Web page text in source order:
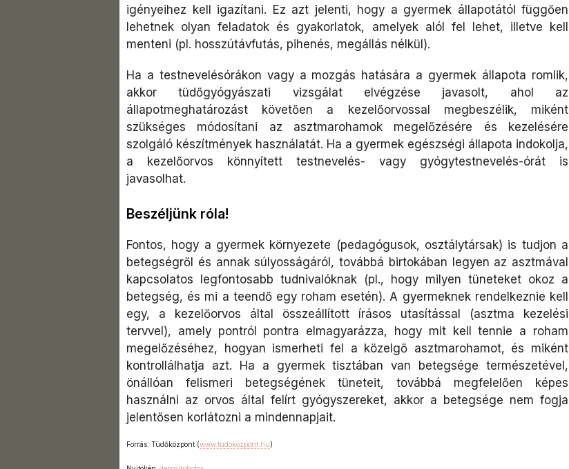
igényeihez kell igazítani. Ez azt jelenti, hogy a gyermek állapotától függően
lehetnek olyan feladatok és gyakorlatok, amelyek alól fel lehet, illetve kell
menteni (pl. hosszútávfutás, pihenés, megállás nélkül).
Ha a testnevelésórákon vagy a mozgás hatására a gyermek állapota romlik,
akkor tüdőgyógyászati vizsgálat elvégzése javasolt, ahol az
állapotmeghatározást követően a kezelőorvossal megbeszélik, miként
szükséges módosítani az asztmarohamok megelőzésére és kezelésére
szolgáló készítmények használatát. Ha a gyermek egészségi állapota indokolja,
a kezelőorvos könnyített testnevelés- vagy gyógytestnevelés-órát is
javasolhat.
Beszéljünk róla!
Fontos, hogy a gyermek környezete (pedagógusok, osztálytársak) is tudjon a
betegségről és annak súlyosságáról, továbbá birtokában legyen az asztmával
kapcsolatos legfontosabb tudnivalóknak (pl., hogy milyen tüneteket okoz a
betegség, és mi a teendő egy roham esetén). A gyermeknek rendelkeznie kell
egy, a kezelőorvos által összeállított írásos utasítással (asztma kezelési
tervvel), amely pontról pontra elmagyarázza, hogy mit kell tennie a roham
megelőzéséhez, hogyan ismerheti fel a közelgő asztmarohamot, és miként
kontrollálhatja azt. Ha a gyermek tisztában van betegsége természetével,
önállóan felismeri betegségének tüneteit, továbbá megfelelően képes
használni az orvos által felírt gyógyszereket, akkor a betegsége nem fogja
jelentősen korlátozni a mindennapjait.
Forrás: Tüdőközpont (www.tudokozpont.hu)